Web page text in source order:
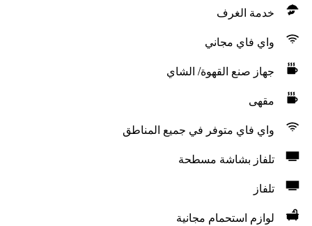
خدمة الغرف
واي فاي مجاني
جهاز صنع القهوة/ الشاي
مقهى
واي فاي متوفر في جميع المناطق
تلفاز بشاشة مسطحة
تلفاز
لوازم استحمام مجانية